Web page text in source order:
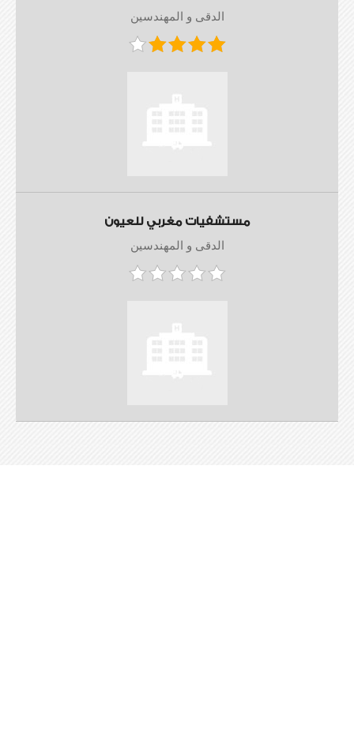
الدقى و المهندسين
مستشفيات مغربي للعيون
الدقى و المهندسين